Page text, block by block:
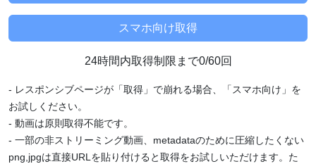
24時間内取得制限まで0/60回
- レスポンシブページが「取得」で崩れる場合、「スマホ向け」を
お試しください。
- 動画は原則取得不能です。
- 一部の非ストリーミング動画、metadataのために圧縮したくない
png,jpgは直接URLを貼り付けると取得をお試しいただけます。た